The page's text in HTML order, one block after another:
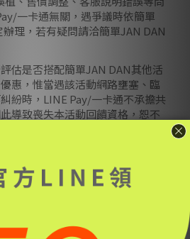
一卡通無關，遇爭議時依簡單
理，若有疑問請洽簡單JAN DAN
估是否搭配簡單JAN DAN其他活
惠，惟當遇該活動網路壅塞、臨
紛時，LINE Pay/一卡通不承擔共
導致喪失本活動回饋資格，恕不
見LINE Pay新手教學。
款功能。
務必考量自身需求；若因取消交易